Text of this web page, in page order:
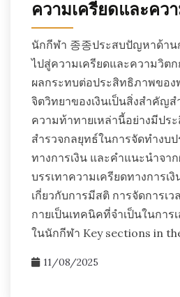
ความเครียดและคว
นักกีฬา 종종ประสบปัญหาด้าน
ไปสู่ความเครียดและความวิต
ผลกระทบต่อประสิทธิภาพของ
จิตวิทยาของเงินเป็นสิ่งสำคัญ
ความท้าทายเหล่านี้อย่างมีปร
สำรวจกลยุทธ์ในการจัดทำงบ
ทางการเงิน และคำแนะนำจา
บรรเทาความเครียดทางการเ
เกี่ยวกับการมีสติ การจัดการเ
กายเป็นเทคนิคที่จำเป็นในกา
ในนักกีฬา Key sections in
11/08/2025